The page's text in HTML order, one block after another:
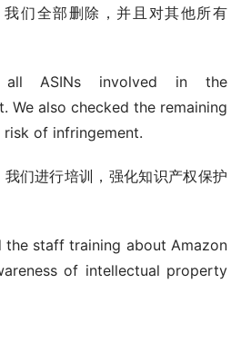
我们全部删除，并且对其他所有
ASINs involved in the
We also checked the remaining
of infringement.
我们进行培训，强化知识产权保护
the staff training about Amazon
of intellectual property